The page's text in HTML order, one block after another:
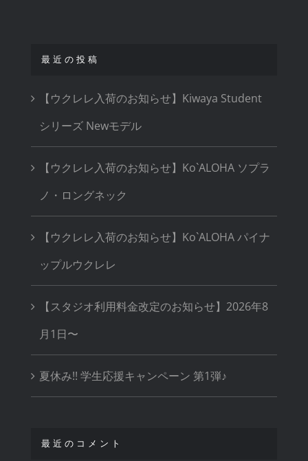
最近の投稿
【ウクレレ入荷のお知らせ】Kiwaya Student
シリーズ Newモデル
【ウクレレ入荷のお知らせ】Ko`ALOHA ソプラ
ノ・ロングネック
【ウクレレ入荷のお知らせ】Ko`ALOHA パイナ
ップルウクレレ
【スタジオ利用料金改定のお知らせ】2026年8
月1日〜
夏休み!! 学生応援キャンペーン 第1弾♪
最近のコメント